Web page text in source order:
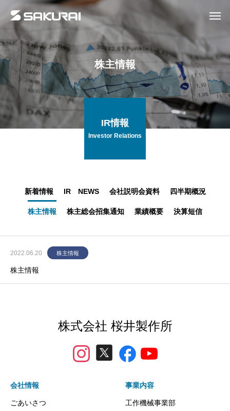
株主情報
IR情報
Investor Relations
新着情報 IR NEWS 会社説明会資料 四半期概況
株主情報 株主総会招集通知 業績概要 決算短信
2022.06.20 株主情報
株主情報
株式会社 桜井製作所
会社情報
ごあいさつ
事業内容
工作機械事業部